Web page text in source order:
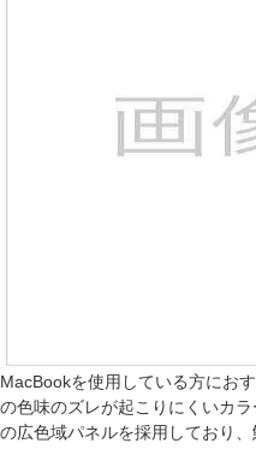
MacBookを使用している方にお
の色味のズレが起こりにくいカ
の広色域パネルを採用しており、